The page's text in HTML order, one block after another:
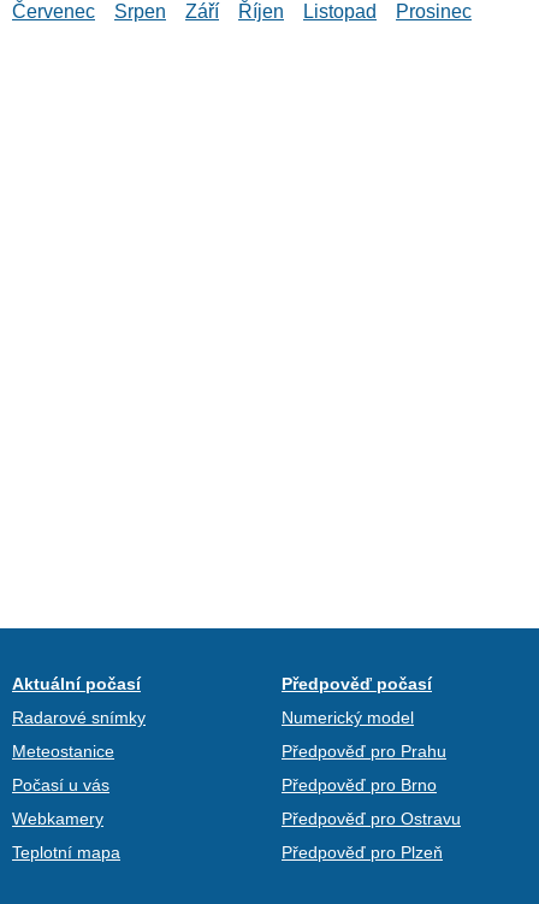
Červenec
Srpen Září Říjen Listopad Prosinec
Aktuální počasí
Radarové snímky
Meteostanice
Počasí u vás
Webkamery
Teplotní mapa
Předpověď počasí
Numerický model
Předpověď pro Prahu
Předpověď pro Brno
Předpověď pro Ostravu
Předpověď pro Plzeň